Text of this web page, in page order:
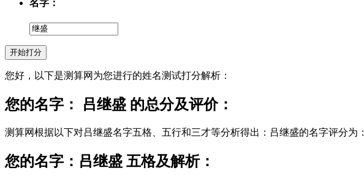
名字：
您好，以下是测算网为您进行的姓名测试打分解析：
您的名字： 吕继盛 的总分及评价：
测算网根据以下对吕继盛名字五格、五行和三才等分析得出：吕继盛的名字评分为：
您的名字：吕继盛 五格及解析：